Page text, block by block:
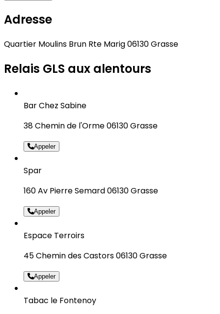
Adresse
Quartier Moulins Brun Rte Marig 06130 Grasse
Relais GLS aux alentours
Bar Chez Sabine
38 Chemin de l'Orme 06130 Grasse
Appeler
Spar
160 Av Pierre Semard 06130 Grasse
Appeler
Espace Terroirs
45 Chemin des Castors 06130 Grasse
Appeler
Tabac le Fontenoy